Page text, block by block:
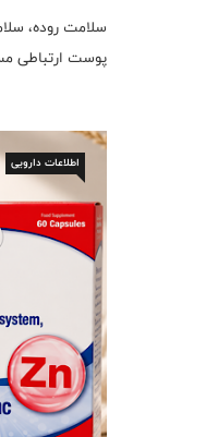
سلامت روده،
پوست ارتباطی
اطلاعات دارویی